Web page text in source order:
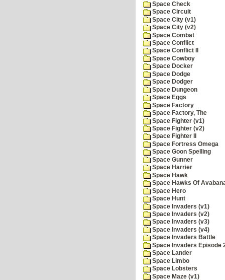
Space Check
Space Circuit
Space City (v1)
Space City (v2)
Space Combat
Space Conflict
Space Conflict II
Space Cowboy
Space Docker
Space Dodge
Space Dodger
Space Dungeon
Space Eggs
Space Factory
Space Factory, The
Space Fighter (v1)
Space Fighter (v2)
Space Fighter II
Space Fortress Omega
Space Goon Spelling
Space Gunner
Space Harrier
Space Hawk
Space Hawks Of
Space Hero
Space Hunt
Space Invaders (v1)
Space Invaders (v2)
Space Invaders (v3)
Space Invaders (v4)
Space Invaders Battle
Space Invaders Episode
Space Lander
Space Limbo
Space Lobsters
Space Maze (v1)